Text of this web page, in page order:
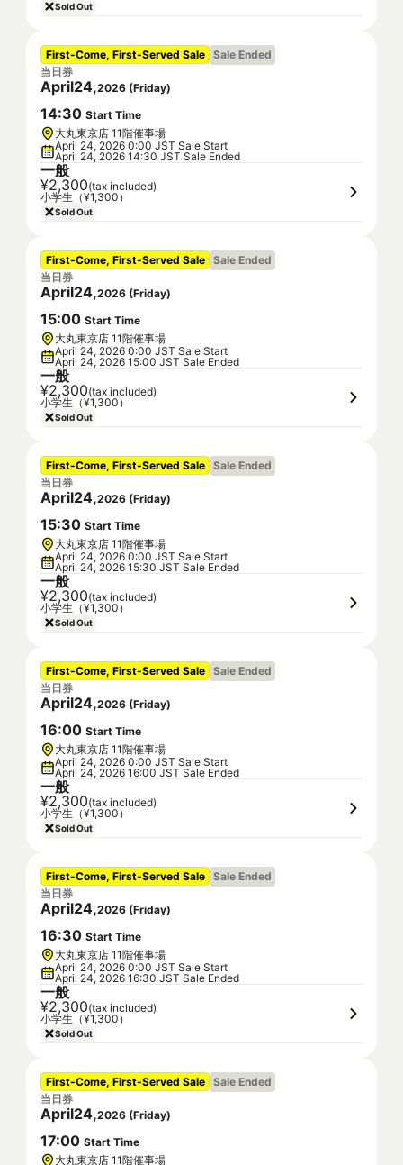
Sold Out
First-Come, First-Served Sale Sale Ended
当日券
April24,2026 (Friday)
14:30 Start Time
大丸東京店 11階催事場
April 24, 2026 0:00 JST Sale Start
April 24, 2026 14:30 JST Sale Ended
一般
¥2,300(tax included)
小学生（¥1,300）
Sold Out
First-Come, First-Served Sale Sale Ended
当日券
April24,2026 (Friday)
15:00 Start Time
大丸東京店 11階催事場
April 24, 2026 0:00 JST Sale Start
April 24, 2026 15:00 JST Sale Ended
一般
¥2,300(tax included)
小学生（¥1,300）
Sold Out
First-Come, First-Served Sale Sale Ended
当日券
April24,2026 (Friday)
15:30 Start Time
大丸東京店 11階催事場
April 24, 2026 0:00 JST Sale Start
April 24, 2026 15:30 JST Sale Ended
一般
¥2,300(tax included)
小学生（¥1,300）
Sold Out
First-Come, First-Served Sale Sale Ended
当日券
April24,2026 (Friday)
16:00 Start Time
大丸東京店 11階催事場
April 24, 2026 0:00 JST Sale Start
April 24, 2026 16:00 JST Sale Ended
一般
¥2,300(tax included)
小学生（¥1,300）
Sold Out
First-Come, First-Served Sale Sale Ended
当日券
April24,2026 (Friday)
16:30 Start Time
大丸東京店 11階催事場
April 24, 2026 0:00 JST Sale Start
April 24, 2026 16:30 JST Sale Ended
一般
¥2,300(tax included)
小学生（¥1,300）
Sold Out
First-Come, First-Served Sale Sale Ended
当日券
April24,2026 (Friday)
17:00 Start Time
大丸東京店 11階催事場